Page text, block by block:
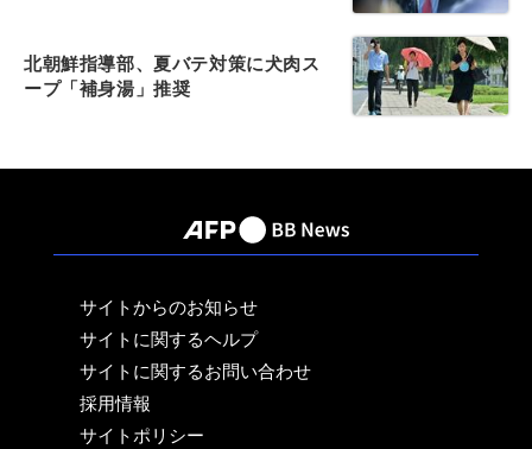
北朝鮮指導部、夏バテ対策に犬肉ス
ープ「補身湯」推奨
サイトからのお知らせ
サイトに関するヘルプ
サイトに関するお問い合わせ
採用情報
サイトポリシー